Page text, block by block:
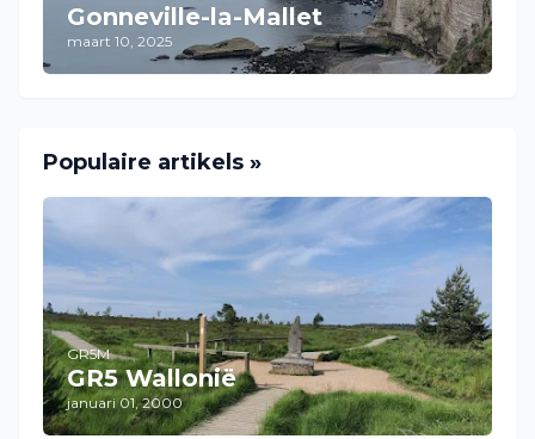
Gonneville-la-Mallet
maart 10, 2025
Populaire artikels »
GR5M
GR5 Wallonië
januari 01, 2000